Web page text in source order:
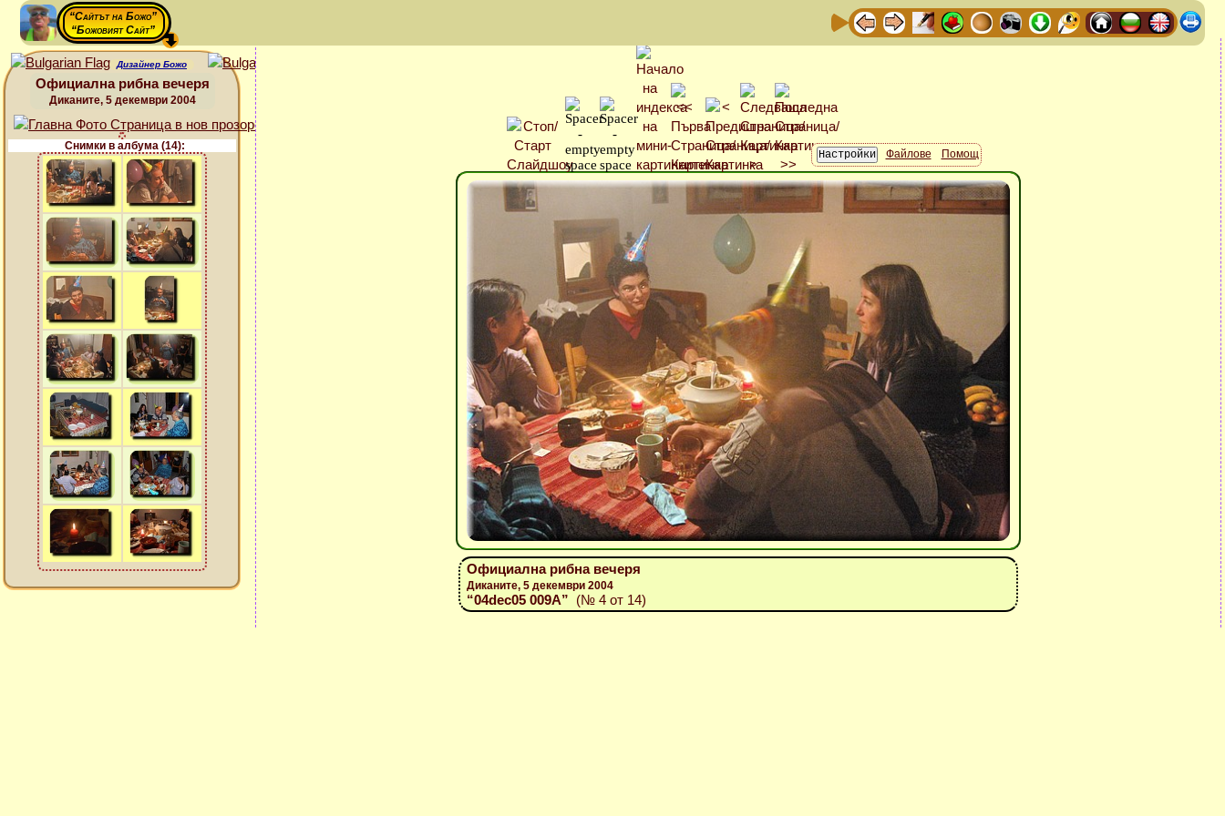
“Сайтът на Божо”
“Божовият Сайт”
Дизайнер Божо
Официална рибна вечеря
Диканите, 5 декември 2004
Снимки в албума (14):
Файлове Помощ
Официална рибна вечеря
Диканите, 5 декември 2004
“04dec05 009A” (№ 4 от 14)